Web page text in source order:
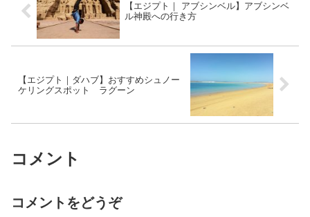
【エジプト｜ アブシンベル】アブシンベ
ル神殿への行き方
【エジプト｜ダハブ】おすすめシュノー
ケリングスポット ラグーン
コメント
コメントをどうぞ